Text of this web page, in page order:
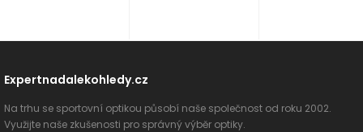
Expertnadalekohledy.cz
Na trhu se sportovní optikou působí naše společnost od roku 2002.
Využijte naše zkušenosti pro správný výběr optiky.